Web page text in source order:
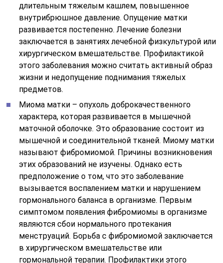
длительным тяжелым кашлем, повышенное
внутрибрюшное давление. Опущение матки
развивается постепенно. Лечение болезни
заключается в занятиях лечебной физкультурой или
хирургическом вмешательстве. Профилактикой
этого заболевания можно считать активный образ
жизни и недопущение поднимания тяжелых
предметов.
Миома матки – опухоль доброкачественного
характера, которая развивается в мышечной
маточной оболочке. Это образование состоит из
мышечной и соединительной тканей. Миому матки
называют фибромиомой. Причины возникновения
этих образований не изучены. Однако есть
предположение о том, что это заболевание
вызывается воспалением матки и нарушением
гормонального баланса в организме. Первым
симптомом появления фибромиомы в организме
являются сбои нормального протекания
менструаций. Борьба с фибромиомой заключается
в хирургическом вмешательстве или
гормональной терапии. Профилактики этого